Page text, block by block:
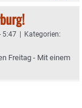
5:47 | Kategorien:
Freitag - Mit einem